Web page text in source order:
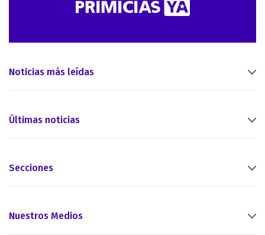
Noticias más leídas
Últimas noticias
Secciones
Nuestros Medios